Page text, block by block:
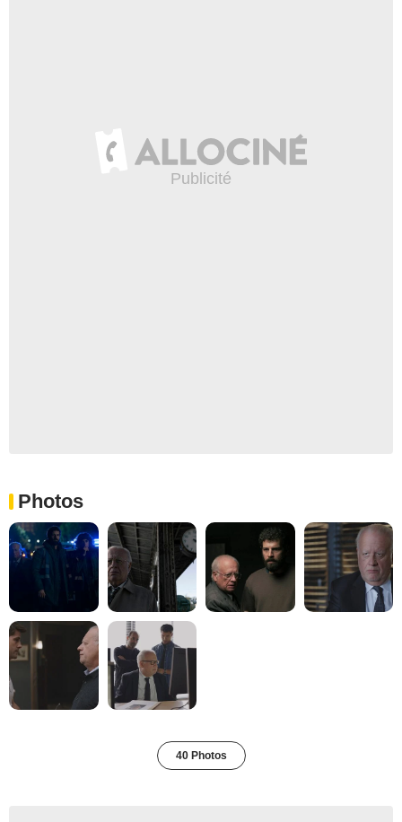
Photos
40 Photos